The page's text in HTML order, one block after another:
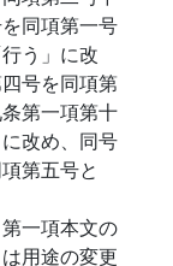
同項第一号
う」に改
号を同項第
第一項第十
改め、同号
第五号と
一項本文の
用途の変更